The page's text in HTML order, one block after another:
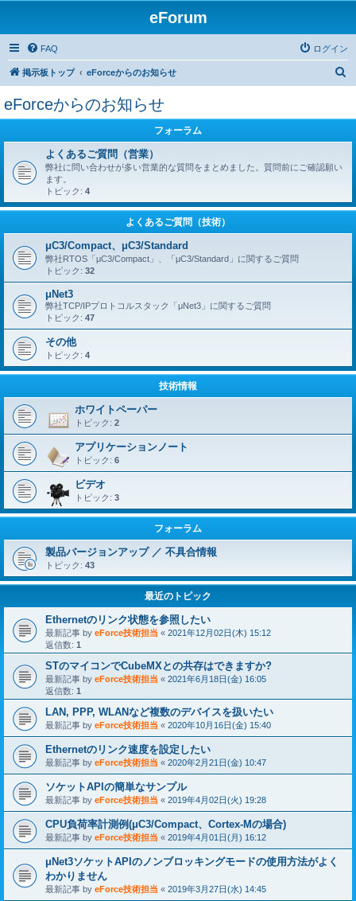
eForum
FAQ ログイン
掲示板トップ eForceからのお知らせ
eForceからのお知らせ
フォーラム
よくあるご質問（営業）
弊社に問い合わせが多い営業的な質問をまとめました。質問前にご確認願い
ます。
トピック: 4
よくあるご質問（技術）
μC3/Compact、μC3/Standard
弊社RTOS「μC3/Compact」、「μC3/Standard」に関するご質問
トピック: 32
μNet3
弊社TCP/IPプロトコルスタック「μNet3」に関するご質問
トピック: 47
その他
トピック: 4
技術情報
ホワイトペーパー
トピック: 2
アプリケーションノート
トピック: 6
ビデオ
トピック: 3
フォーラム
製品バージョンアップ ／ 不具合情報
トピック: 43
最近のトピック
Ethernetのリンク状態を参照したい
最新記事 by eForce技術担当 « 2021年12月02日(木) 15:12
返信数: 1
STのマイコンでCubeMXとの共存はできますか?
最新記事 by eForce技術担当 « 2021年6月18日(金) 16:05
返信数: 1
LAN, PPP, WLANなど複数のデバイスを扱いたい
最新記事 by eForce技術担当 « 2020年10月16日(金) 15:40
Ethernetのリンク速度を設定したい
最新記事 by eForce技術担当 « 2020年2月21日(金) 10:47
ソケットAPIの簡単なサンプル
最新記事 by eForce技術担当 « 2019年4月02日(火) 19:28
CPU負荷率計測例(μC3/Compact、Cortex-Mの場合)
最新記事 by eForce技術担当 « 2019年4月01日(月) 16:12
μNet3ソケットAPIのノンブロッキングモードの使用方法がよく
わかりません
最新記事 by eForce技術担当 « 2019年3月27日(水) 14:45